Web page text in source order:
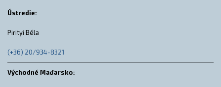
Ústredie:
Pirityi Béla
(+36) 20/934-8321
Východné Maďarsko: